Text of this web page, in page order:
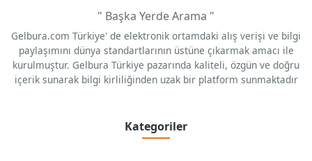
" Başka Yerde Arama "
Gelbura.com Türkiye' de elektronik ortamdaki alış verişi ve bilgi
paylaşımını dünya standartlarının üstüne çıkarmak amacı ile
kurulmuştur. Gelbura Türkiye pazarında kaliteli, özgün ve doğru
içerik sunarak bilgi kirliliğinden uzak bir platform sunmaktadır
Kategoriler